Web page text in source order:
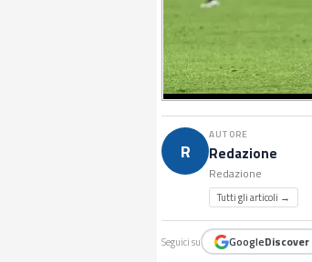
R
AUTORE
Redazione
Redazione
Tutti gli articoli →
Seguici su GoogleDiscover